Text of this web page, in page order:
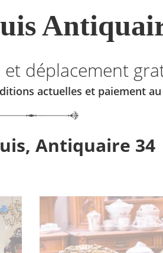
et déplacement
actuelles et paiement
Antiquaire 34